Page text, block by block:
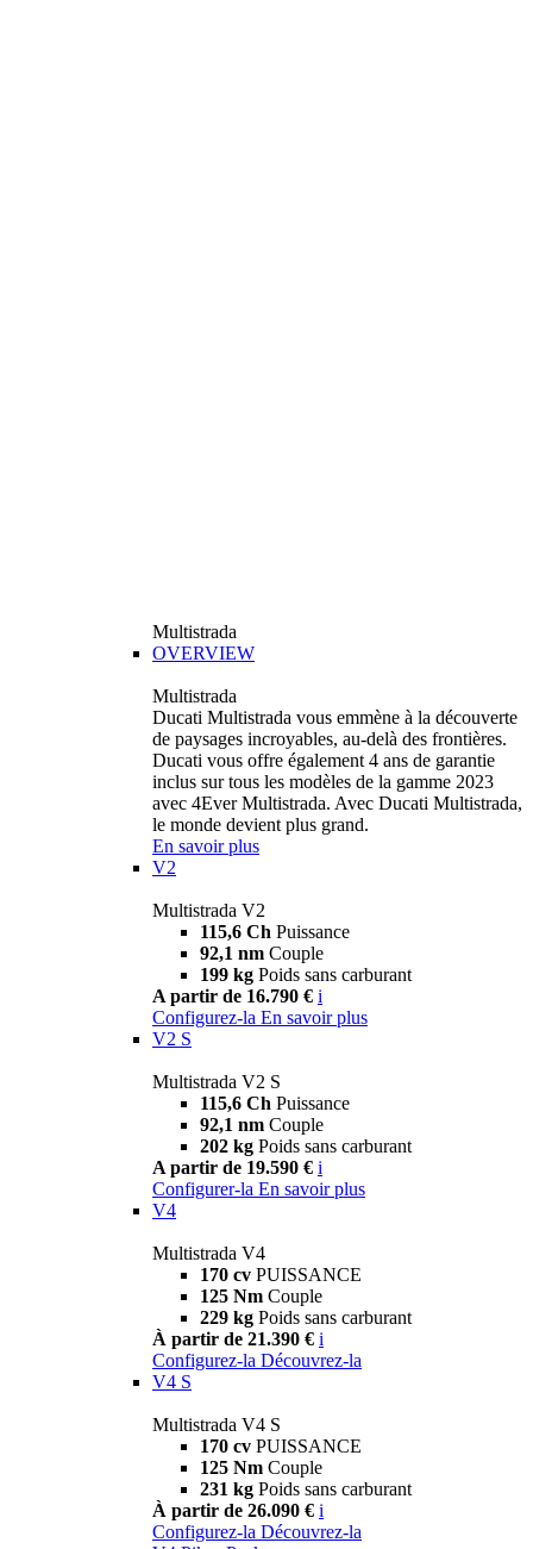
Multistrada
OVERVIEW
Multistrada
Ducati Multistrada vous emmène à la découverte
de paysages incroyables, au-delà des frontières.
Ducati vous offre également 4 ans de garantie
inclus sur tous les modèles de la gamme 2023
avec 4Ever Multistrada. Avec Ducati Multistrada,
le monde devient plus grand.
En savoir plus
V2
Multistrada V2
115,6 Ch Puissance
92,1 nm Couple
199 kg Poids sans carburant
A partir de 16.790 € i
Configurez-la En savoir plus
V2 S
Multistrada V2 S
115,6 Ch Puissance
92,1 nm Couple
202 kg Poids sans carburant
A partir de 19.590 € i
Configurer-la En savoir plus
V4
Multistrada V4
170 cv PUISSANCE
125 Nm Couple
229 kg Poids sans carburant
À partir de 21.390 € i
Configurez-la Découvrez-la
V4 S
Multistrada V4 S
170 cv PUISSANCE
125 Nm Couple
231 kg Poids sans carburant
À partir de 26.090 € i
Configurez-la Découvrez-la